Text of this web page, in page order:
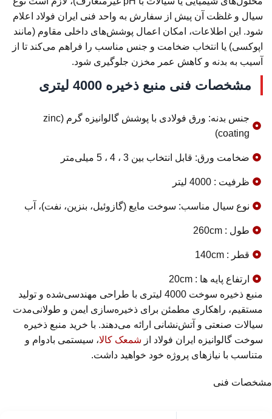
سیال و غلظت آن پیش از سفارش به واحد فنی ایران فولاد اعلام
شود. این اطلاعات، امکان اعمال پوشش‌های داخلی مقاوم (مانند
اپوکسی) یا انتخاب ضخامت و جنس مناسب را فراهم می‌کند تا از
آسیب به بدنه و کاهش عمر مخزن جلوگیری شود.
مشخصات فنی منبع ذخیره 4000 لیتری
جنس بدنه: ورق فولادی با پوشش گالوانیزه گرم (zinc
coating)
ضخامت ورق: قابل انتخاب بین 3 ، 4 ، 5 میلی‌متر
ظرفیت : 4000 لیتر
نوع سیال مناسب: سوخت مایع (گازوئیل، بنزین، نفت)، آب
طول : 260cm
قطر : 140cm
ارتفاع پایه ها : 20cm
منبع ذخیره سوخت 4000 لیتری با طراحی مهندسی‌شده و تولید
مستقیم، راهکاری مطمئن برای ذخیره‌سازی ایمن و طولانی‌مدت
سیالات صنعتی و آتش‌نشانی ارائه می‌دهند. با خرید منبع ذخیره
سوخت گالوانیزه ایران فولاد از شمعک کالا، سیستمی بادوام و
متناسب با نیازهای پروژه خود خواهید داشت.
مشخصات فنی